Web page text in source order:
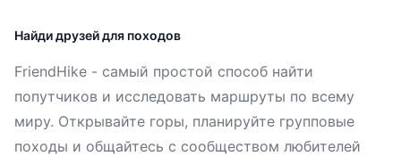
Найди друзей для походов
FriendHike - самый простой способ найти
попутчиков и исследовать маршруты по всему
миру. Открывайте горы, планируйте групповые
походы и общайтесь с сообществом любителей